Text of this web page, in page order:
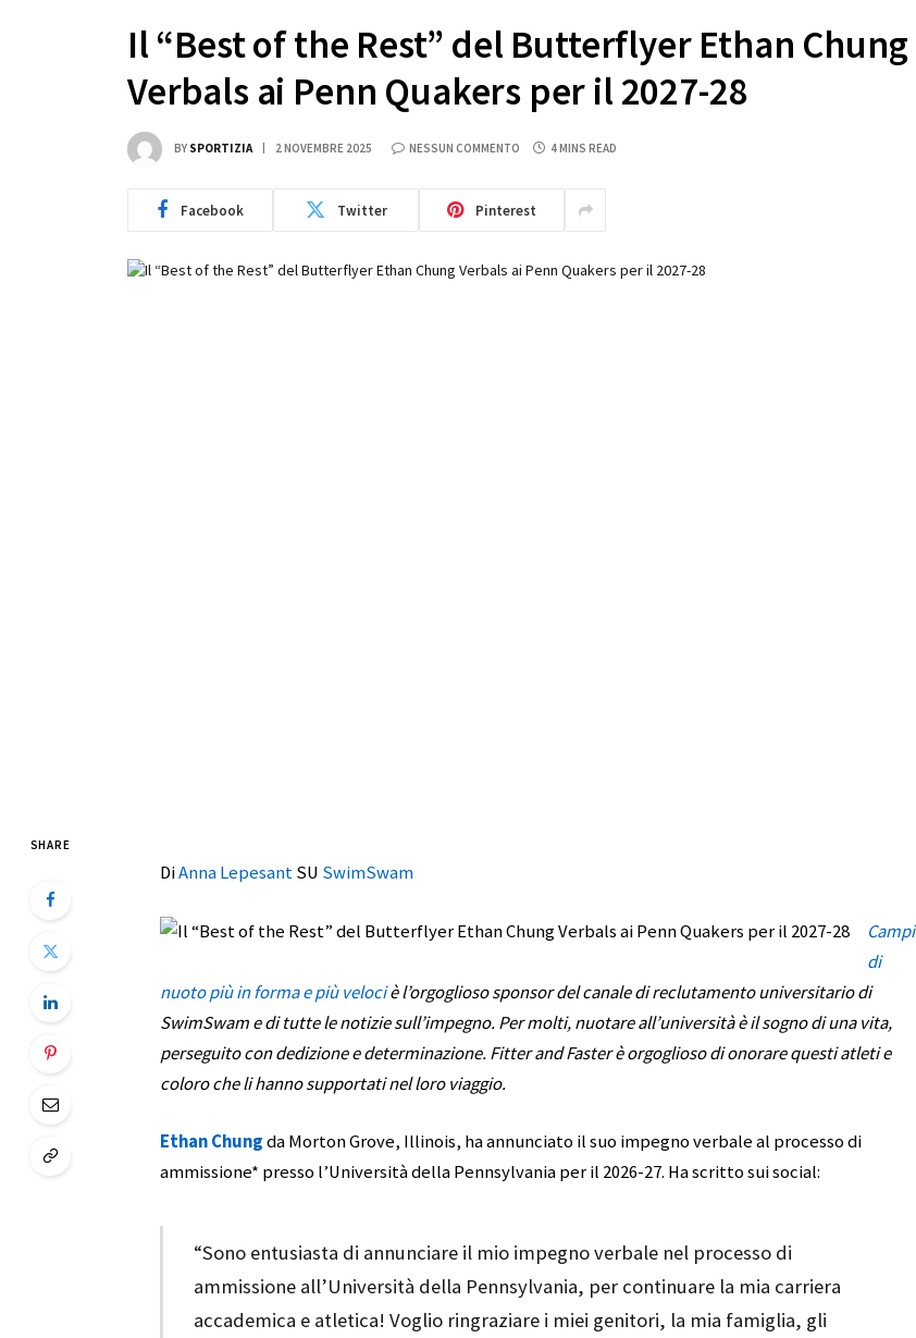
Il “Best of the Rest” del Butterflyer Ethan Chung
Verbals ai Penn Quakers per il 2027-28
BY SPORTIZIA 2 NOVEMBRE 2025 NESSUN COMMENTO 4 MINS READ
Facebook Twitter Pinterest
SHARE
DiAnna LepesantSU SwimSwam
Campi
di
nuoto più in forma e più velociè l’orgoglioso sponsor del canale di reclutamento universitario di
SwimSwam e di tutte le notizie sull’impegno. Per molti, nuotare all’università è il sogno di una vita,
perseguito con dedizione e determinazione. Fitter and Faster è orgoglioso di onorare questi atleti e
coloro che li hanno supportati nel loro viaggio.
Ethan Chungda Morton Grove, Illinois, ha annunciato il suo impegno verbale al processo di
ammissione* presso l’Università della Pennsylvania per il 2026-27. Ha scritto sui social:
“Sono entusiasta di annunciare il mio impegno verbale nel processo di
ammissione all’Università della Pennsylvania, per continuare la mia carriera
accademica e atletica! Voglio ringraziare i miei genitori, la mia famiglia, gli